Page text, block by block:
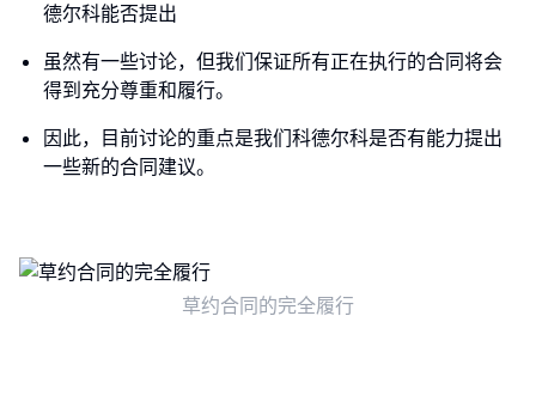
德尔科能否提出
虽然有一些讨论，但我们保证所有正在执行的合同将会
得到充分尊重和履行。
因此，目前讨论的重点是我们科德尔科是否有能力提出
一些新的合同建议。
草约合同的完全履行